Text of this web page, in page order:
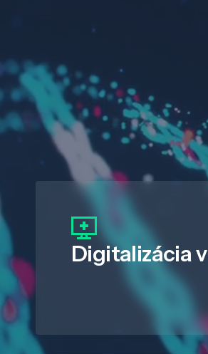
Digitalizácia